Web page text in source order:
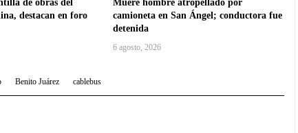
de obras del
destacan en foro
Muere hombre atropellado por
camioneta en San Ángel; conductora fue
detenida
6 agosto, 2026
Benito Juárez cablebus